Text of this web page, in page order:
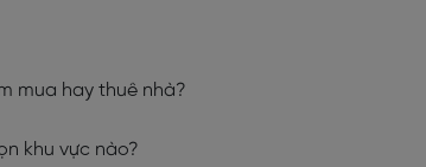
mua hay thuê nhà?
khu vực nào?